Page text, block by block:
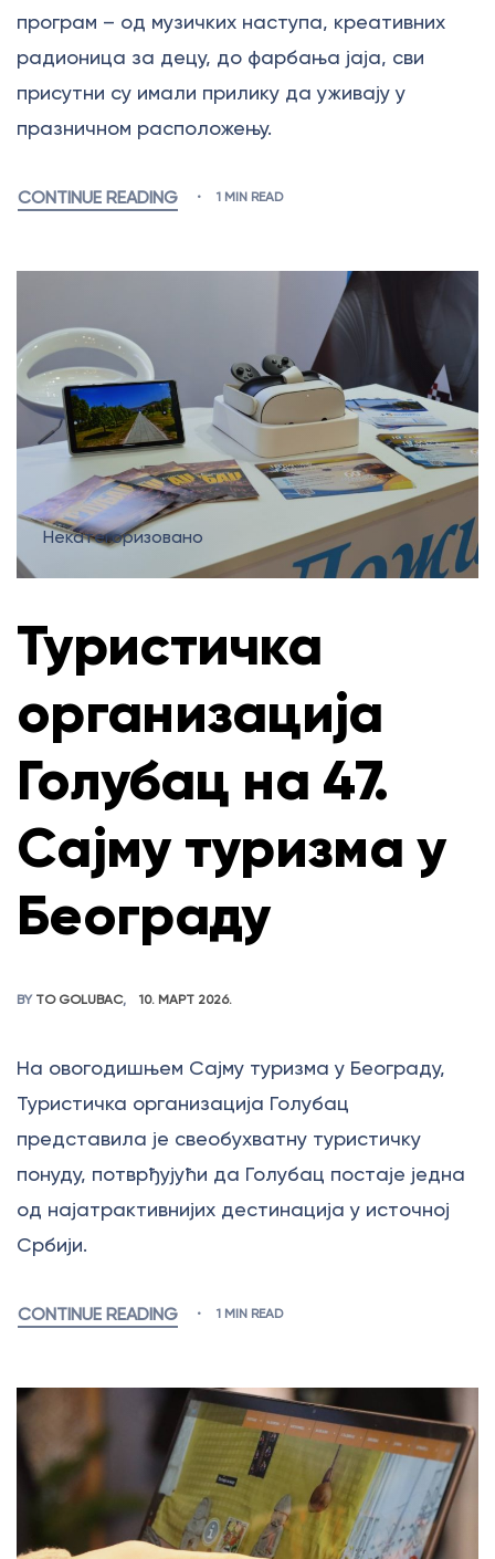
програм – од музичких наступа, креативних
радионица за децу, до фарбања јаја, сви
присутни су имали прилику да уживају у
празничном расположењу.
CONTINUE READING 1 MIN READ
Некатегоризовано
Туристичка
организација
Голубац на 47.
Сајму туризма у
Београду
BY TO GOLUBAC 10. МАРТ 2026.
На овогодишњем Сајму туризма у Београду,
Туристичка организација Голубац
представила је свеобухватну туристичку
понуду, потврђујући да Голубац постаје једна
од најатрактивнијих дестинација у источној
Србији.
CONTINUE READING 1 MIN READ